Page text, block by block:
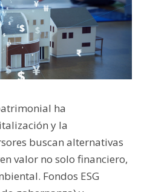
ha
y la
buscan alternativas
valor no solo financiero,
Fondos ESG